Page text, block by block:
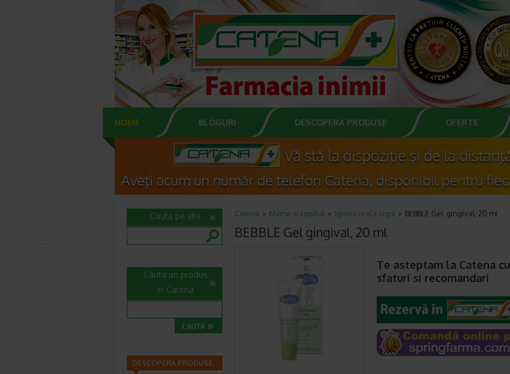
HOME BLOGURI DESCOPERA PRODUSE OFERTE
Catena Mama si copilul Igiena orala copii BEBBLE Gel gingival, 20 ml
BEBBLE Gel gingival, 20 ml
Te asteptam la Catena cu
sfaturi si recomandari
Cauta pe site
Cauta un produs
in Catena
DESCOPERA PRODUSE